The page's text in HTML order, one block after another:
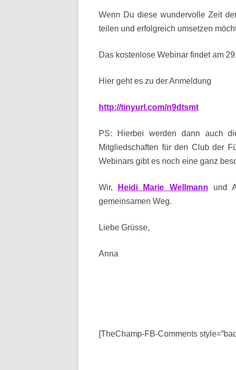
Wenn Du diese wundervolle Zeit
teilen und erfolgreich umsetzen
Das kostenlose Webinar findet am
Hier geht es zu der Anmeldung
http://tinyurl.com/n9dtsmt
PS: Hierbei werden dann auch
Mitgliedschaften für den Club der
Webinars gibt es noch eine ganz
Wir, Heidi Marie Wellmann und
gemeinsamen Weg.
Liebe Grüsse,
Anna
[TheChamp-FB-Comments